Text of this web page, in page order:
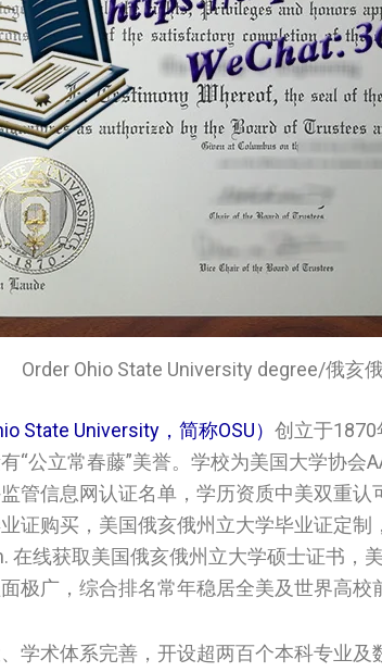
Order Ohio State University degree/俄亥
State University，简称OSU） 创立于
“公立常春藤”美誉。学校为美国大学协会
管信息网认证名单，学历资质中美双重认
证购买，美国‌‌俄亥俄州立大学‌‌‌‌‌毕业证定
在线获取美国‌‌俄亥俄州立大学‌‌‌‌‌硕士证书，
极广，综合排名常年稳居全美及世界高校
学术体系完善，开设超两百个本科专业